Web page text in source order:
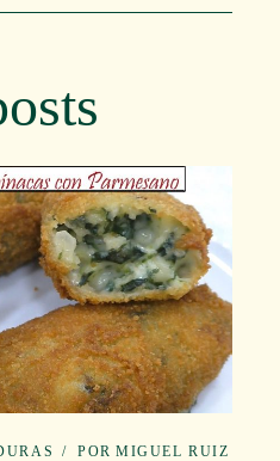
POR MIGUEL RUIZ